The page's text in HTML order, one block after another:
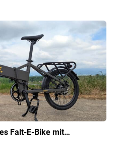
Falt-E-Bike mit…